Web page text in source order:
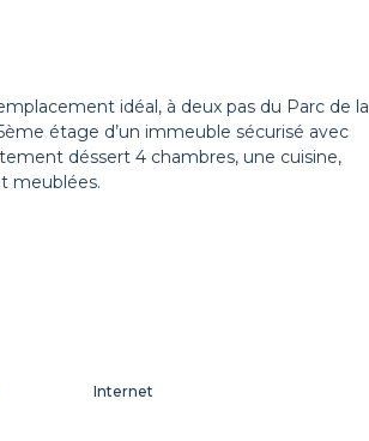
idéal, à deux pas du Parc de la
étage d’un immeuble sécurisé avec
déssert 4 chambres, une cuisine,
meublées.
Internet